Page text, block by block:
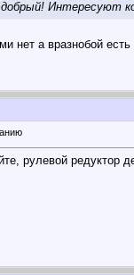
добрый! Интересуют
нет а вразнобой
рулевой редуктор